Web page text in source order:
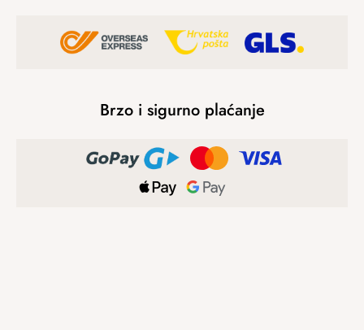
Brzo i sigurno plaćanje